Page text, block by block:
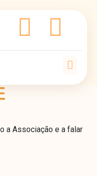
a Associação e a falar